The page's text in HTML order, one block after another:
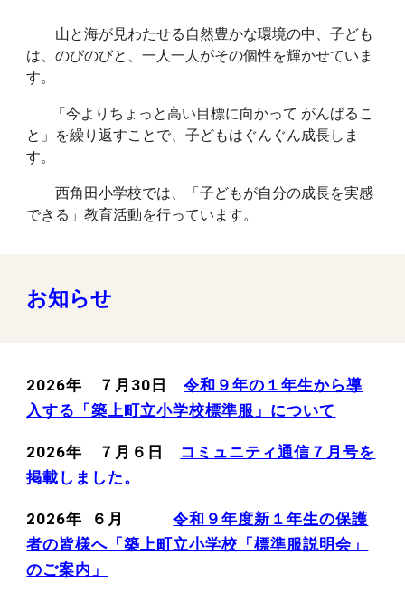
山と海が見わたせる自然豊かな環境の中、子ども
は、のびのびと、一人一人がその個性を輝かせていま
す。
「今よりちょっと高い目標に向かって がんばるこ
と」を繰り返すことで、子どもはぐんぐん成長しま
す。
西角田小学校では、「子どもが自分の成長を実感
できる」教育活動を行っています。
お知らせ
2026年 ７月30日令和９年の１年生から導
入する「築上町立小学校標準服」について
2026年 ７月６日 コミュニティ通信 ７ 月号を
掲載しました。
2026年 ６ 月
令和９年度新１年生の保護
者の皆様へ「築上町立小学校「標準服説明会」
のご案内」